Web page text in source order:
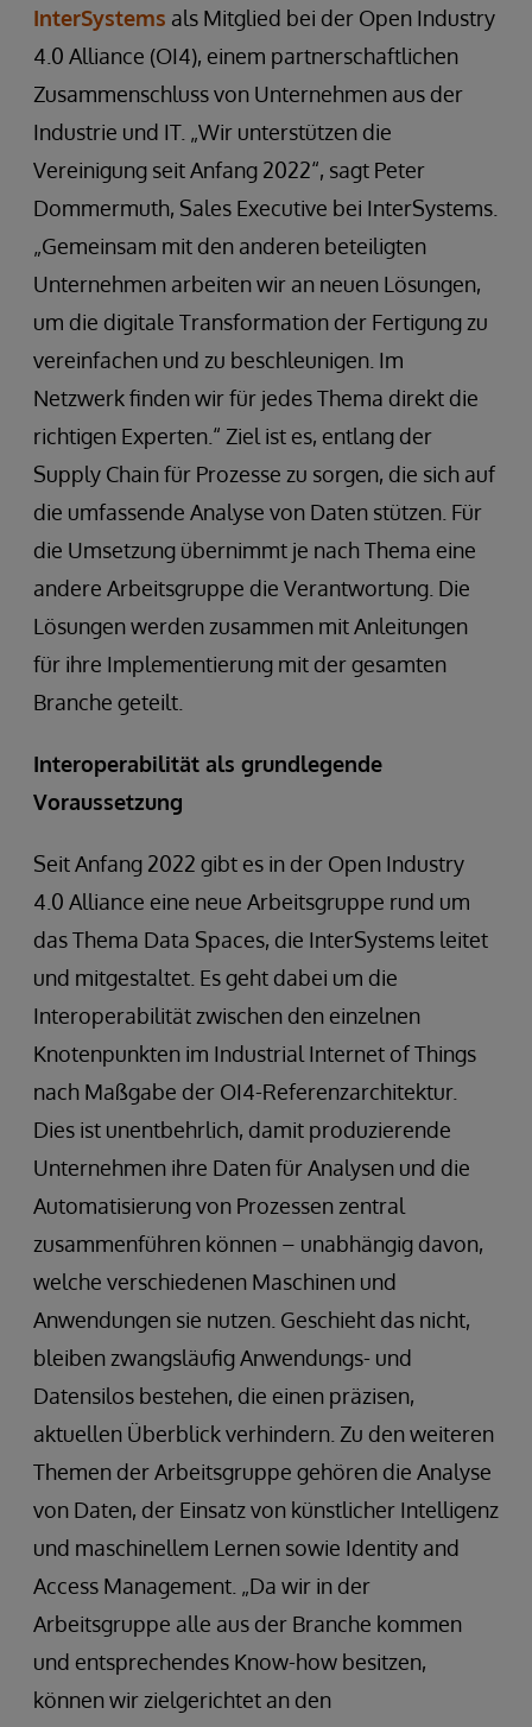
InterSystems als Mitglied bei der Open Industry
4.0 Alliance (OI4), einem partnerschaftlichen
Zusammenschluss von Unternehmen aus der
Industrie und IT. „Wir unterstützen die
Vereinigung seit Anfang 2022“, sagt Peter
Dommermuth, Sales Executive bei InterSystems.
„Gemeinsam mit den anderen beteiligten
Unternehmen arbeiten wir an neuen Lösungen,
um die digitale Transformation der Fertigung zu
vereinfachen und zu beschleunigen. Im
Netzwerk finden wir für jedes Thema direkt die
richtigen Experten.“ Ziel ist es, entlang der
Supply Chain für Prozesse zu sorgen, die sich auf
die umfassende Analyse von Daten stützen. Für
die Umsetzung übernimmt je nach Thema eine
andere Arbeitsgruppe die Verantwortung. Die
Lösungen werden zusammen mit Anleitungen
für ihre Implementierung mit der gesamten
Branche geteilt.
Interoperabilität als grundlegende
Voraussetzung
Seit Anfang 2022 gibt es in der Open Industry
4.0 Alliance eine neue Arbeitsgruppe rund um
das Thema Data Spaces, die InterSystems leitet
und mitgestaltet. Es geht dabei um die
Interoperabilität zwischen den einzelnen
Knotenpunkten im Industrial Internet of Things
nach Maßgabe der OI4-Referenzarchitektur.
Dies ist unentbehrlich, damit produzierende
Unternehmen ihre Daten für Analysen und die
Automatisierung von Prozessen zentral
zusammenführen können – unabhängig davon,
welche verschiedenen Maschinen und
Anwendungen sie nutzen. Geschieht das nicht,
bleiben zwangsläufig Anwendungs- und
Datensilos bestehen, die einen präzisen,
aktuellen Überblick verhindern. Zu den weiteren
Themen der Arbeitsgruppe gehören die Analyse
von Daten, der Einsatz von künstlicher Intelligenz
und maschinellem Lernen sowie Identity and
Access Management. „Da wir in der
Arbeitsgruppe alle aus der Branche kommen
und entsprechendes Know-how besitzen,
können wir zielgerichtet an den